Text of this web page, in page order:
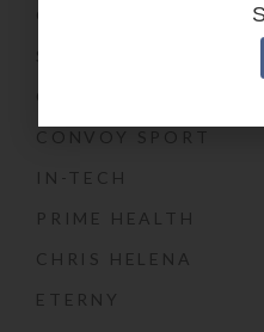
CONVOY SPORT
IN-TECH
PRIME HEALTH
CHRIS HELENA
ETERNY